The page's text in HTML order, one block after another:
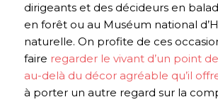
dirigeants et des décideurs en
en forêt ou au Muséum national
naturelle. On profite de ces
faire regarder le vivant d’un point
au-delà du décor agréable qu’il
à porter un autre regard sur la